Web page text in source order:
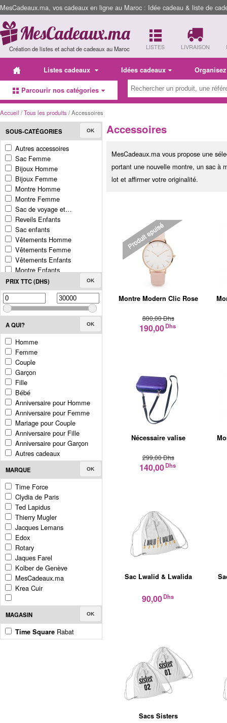
MesCadeaux.ma, vos cadeaux en ligne au Maroc : Idée cadeau & liste de
Création de listes et achat de cadeaux au Maroc LISTES LIVRAISON
Listes cadeaux Idées cadeaux
Parcourir nos catégories
Accueil /Tous les produits / Accessoires
SOUS-CATÉGORIES OK
Autres accessoires
Sac Femme
Bijoux Homme
Bijoux Femme
Montre Homme
Montre Femme
Sac de voyage et…
Reveils Enfants
Sac enfants
Vêtements Homme
Vêtements Femme
Vêtements Enfants
Montre Enfants
Foulards
Etui e-cigarette
PRIX TTC (DHS) OK
A QUI? OK
Homme
Femme
Couple
Garçon
Fille
Bébé
Anniversaire pour Homme
Anniversaire pour Femme
Mariage pour Couple
Anniversaire pour Fille
Anniversaire pour Garçon
Autres cadeaux
MARQUE OK
Time Force
Clydia de Paris
Ted Lapidus
Thierry Mugler
Jacques Lemans
Edox
Rotary
Jaques Farel
Kolber de Genève
MesCadeaux.ma
Krea Cuir
MAGASIN OK
Time Square Rabat
Accessoires
MesCadeaux.ma vous propose une
portant une nouvelle montre, un sac à
lot et affirmer votre originalité.
Montre Modern Clic Rose
800,00 Dhs
190,00Dhs
Nécessaire valise
299,00 Dhs
140,00Dhs
Sac Lwalid & Lwalida
90,00Dhs
Sacs Sisters